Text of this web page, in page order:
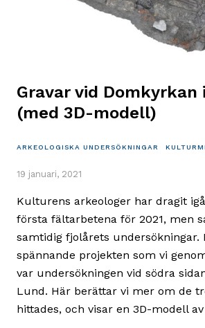
Gravar vid Domkyrkan
(med 3D-modell)
ARKEOLOGISKA UNDERSÖKNINGAR
19 januari, 2021
Kulturens arkeologer har dragit
första fältarbetena för 2021, men
samtidig fjolårets undersökningar.
spännande projekten som vi
var undersökningen vid södra
Lund. Här berättar vi mer om de
hittades, och visar en 3D-modell